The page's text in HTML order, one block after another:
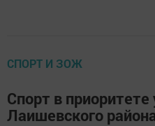
СПОРТ И ЗОЖ
Спорт в приоритете
Лаишевского